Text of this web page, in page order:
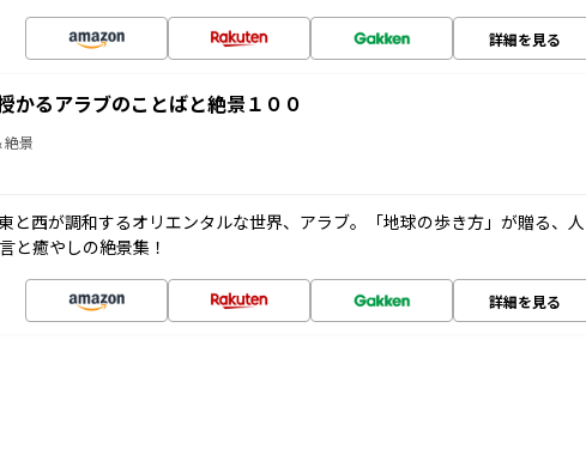
詳細を見る
かるアラブのことばと絶景１００
絶景
と西が調和するオリエンタルな世界、アラブ。「地球の歩き方」が贈る、人
と癒やしの絶景集！
詳細を見る